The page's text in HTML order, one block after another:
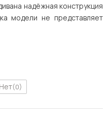
надёжная конструкция
модели не представляет
Нет(0)